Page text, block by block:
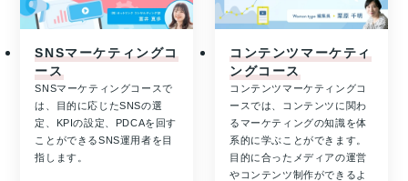
SNSマーケティングコ
ース
SNSマーケティングコースで
は、目的に応じたSNSの選
定、KPIの設定、PDCAを回す
ことができるSNS運用者を目
指します。
コンテンツマーケティ
ングコース
コンテンツマーケティングコ
ースでは、コンテンツに関わ
るマーケティングの知識を体
系的に学ぶことができます。
目的に合ったメディアの運営
やコンテンツ制作ができるよ